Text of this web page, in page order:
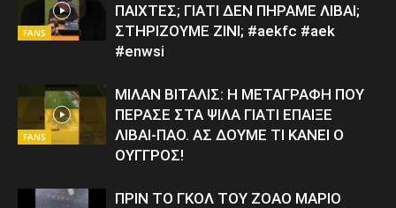
FANS
ΠΑΙΧΤΕΣ; ΓΙΑΤΙ ΔΕΝ ΠΗΡΑΜΕ ΛΙΒΑΙ;
ΣΤΗΡΙΖΟΥΜΕ ΖΙΝΙ; #aekfc #aek
#enwsi
FANS
ΜΙΛΑΝ ΒΙΤΑΛΙΣ: Η ΜΕΤΑΓΡΑΦΗ ΠΟΥ
ΠΕΡΑΣΕ ΣΤΑ ΨΙΛΑ ΓΙΑΤΙ ΕΠΑΙΞΕ
ΛΙΒΑΙ-ΠΑΟ. ΑΣ ΔΟΥΜΕ ΤΙ ΚΑΝΕΙ Ο
ΟΥΓΓΡΟΣ!
ΠΡΙΝ ΤΟ ΓΚΟΛ ΤΟΥ ΖΟΑΟ ΜΑΡΙΟ